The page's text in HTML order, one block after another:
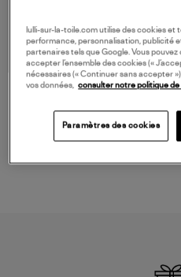
480,00 €
Champagne
lulli-sur-la-toile.com utilise des cookies et
performance, personnalisation, publicité
partenaires tels que Google. Vous
accepter l’ensemble des cookies («
nécessaires (« Continuer sans accepter
vos données, consulter notre politique de
Paramètres des cookies